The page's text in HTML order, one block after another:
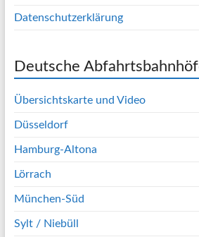
Datenschutzerklärung
Deutsche
Übersichtskarte und Video
Düsseldorf
Hamburg-Altona
Lörrach
München-Süd
Sylt / Niebüll